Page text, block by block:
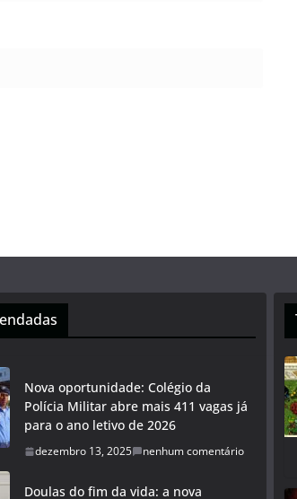
Nova oportunidade: Colégio da
Polícia Militar abre mais 411 vagas já
para o ano letivo de 2026
dezembro 13, 2025 nenhum comentário
Doulas do fim da vida: a nova